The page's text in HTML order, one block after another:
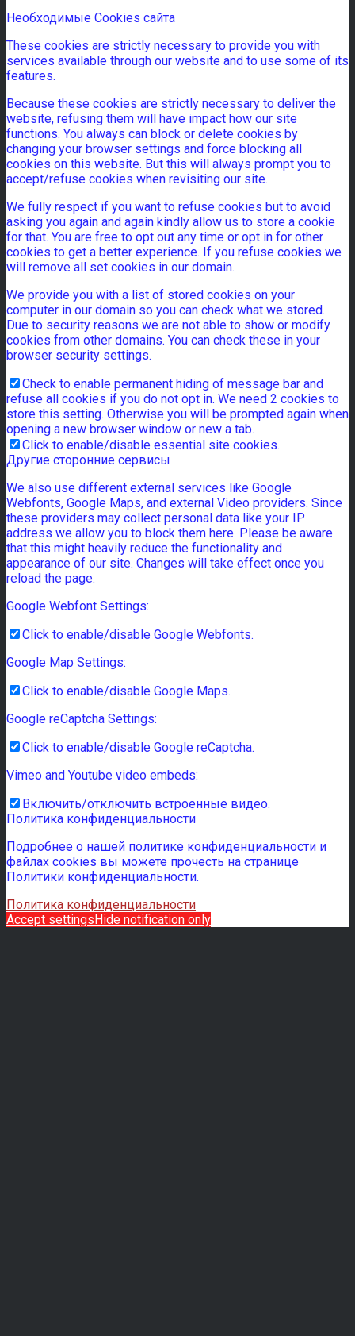
Необходимые Cookies сайта
These cookies are strictly necessary to provide you with
services available through our website and to use some of its
features.
Because these cookies are strictly necessary to deliver the
website, refusing them will have impact how our site
functions. You always can block or delete cookies by
changing your browser settings and force blocking all
cookies on this website. But this will always prompt you to
accept/refuse cookies when revisiting our site.
We fully respect if you want to refuse cookies but to avoid
asking you again and again kindly allow us to store a cookie
for that. You are free to opt out any time or opt in for other
cookies to get a better experience. If you refuse cookies we
will remove all set cookies in our domain.
We provide you with a list of stored cookies on your
computer in our domain so you can check what we stored.
Due to security reasons we are not able to show or modify
cookies from other domains. You can check these in your
browser security settings.
Check to enable permanent hiding of message bar and
refuse all cookies if you do not opt in. We need 2 cookies to
store this setting. Otherwise you will be prompted again when
opening a new browser window or new a tab.
Click to enable/disable essential site cookies.
Другие сторонние сервисы
We also use different external services like Google
Webfonts, Google Maps, and external Video providers. Since
these providers may collect personal data like your IP
address we allow you to block them here. Please be aware
that this might heavily reduce the functionality and
appearance of our site. Changes will take effect once you
reload the page.
Google Webfont Settings:
Click to enable/disable Google Webfonts.
Google Map Settings:
Click to enable/disable Google Maps.
Google reCaptcha Settings:
Click to enable/disable Google reCaptcha.
Vimeo and Youtube video embeds:
Включить/отключить встроенные видео.
Политика конфиденциальности
Подробнее о нашей политике конфиденциальности и
файлах cookies вы можете прочесть на странице
Политики конфиденциальности.
Политика конфиденциальности
Accept settingsHide notification only